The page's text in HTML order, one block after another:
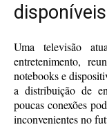
Uma televisão
entretenimento,
notebooks e
a distribuição de
poucas conexões
inconvenientes no